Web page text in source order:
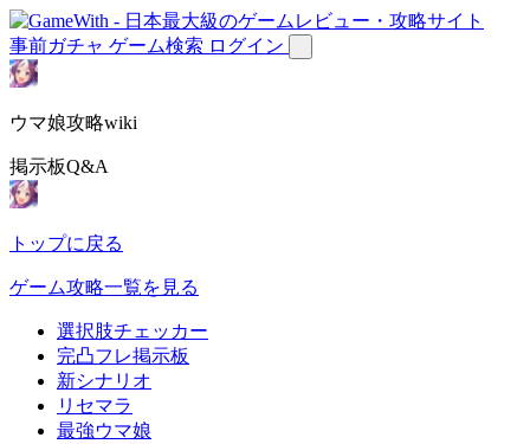
事前ガチャ ゲーム検索 ログイン
ウマ娘攻略wiki
掲示板Q&A
トップに戻る
ゲーム攻略一覧を見る
選択肢チェッカー
完凸フレ掲示板
新シナリオ
リセマラ
最強ウマ娘